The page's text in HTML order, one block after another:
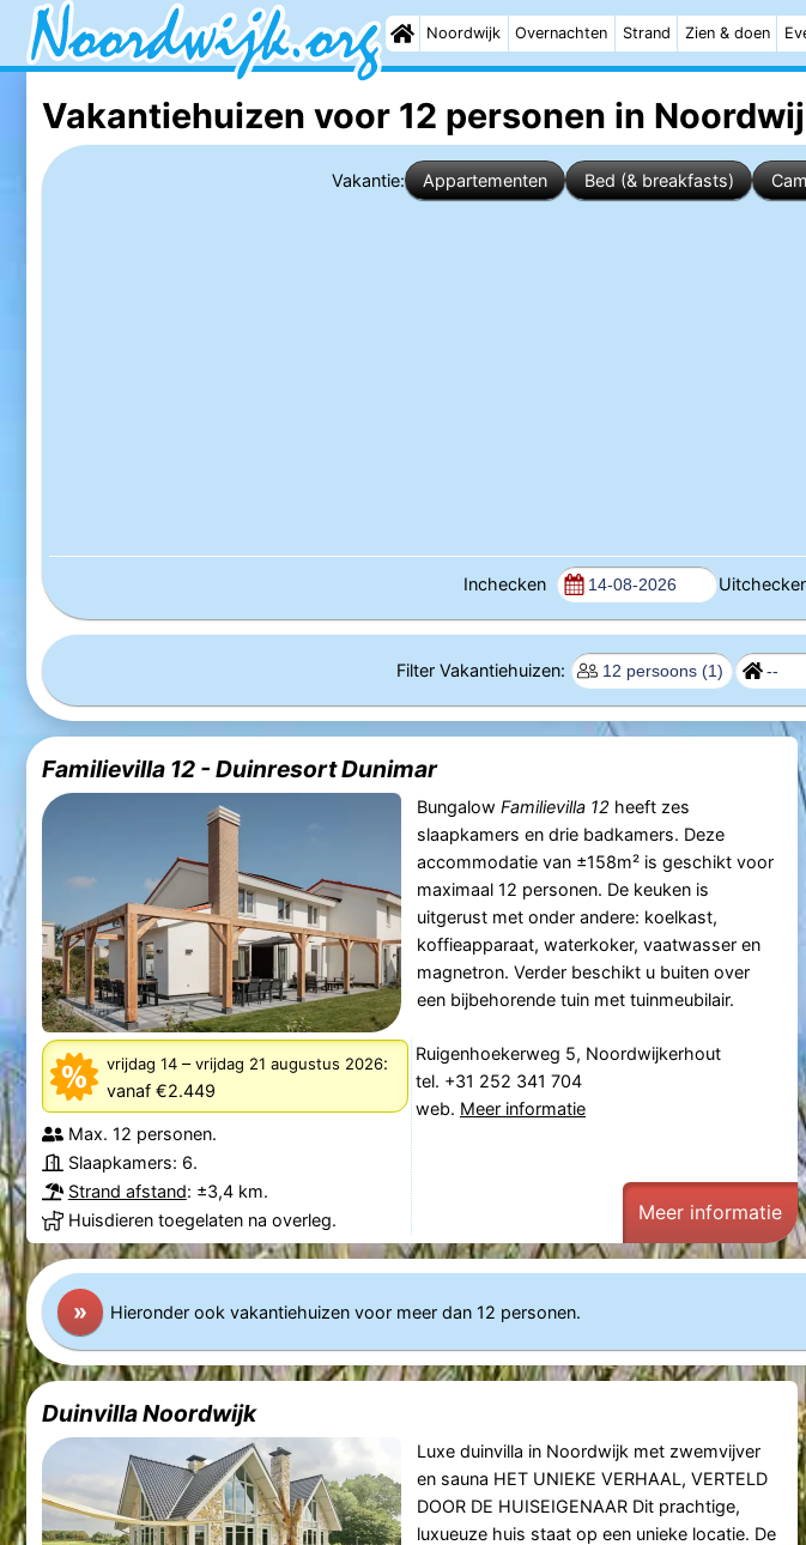
Noordwijk Overnachten Strand Zien & doen
Vakantiehuizen voor 12 personen in
Vakantie: Appartementen Bed (& breakfasts)
Inchecken
Filter Vakantiehuizen:
Familievilla 12 - Duinresort Dunimar
Bungalow Familievilla 12 heeft zes
slaapkamers en drie badkamers. Deze
accommodatie van ±158m² is geschikt voor
maximaal 12 personen. De keuken is
uitgerust met onder andere: koelkast,
koffieapparaat, waterkoker, vaatwasser en
magnetron. Verder beschikt u buiten over
een bijbehorende tuin met tuinmeubilair.
vrijdag 14–vrijdag 21 augustus 2026:
vanaf €2.449
Max. 12 personen.
Slaapkamers: 6.
Strand afstand: ±3,4 km.
Huisdieren toegelaten na overleg.
Ruigenhoekerweg 5, Noordwijkerhout
tel. +31 252 341 704
web. Meer informatie
Meer informatie
» Hieronder ook vakantiehuizen voor meer dan 12 personen.
Duinvilla Noordwijk
Luxe duinvilla in Noordwijk met zwemvijver
en sauna HET UNIEKE VERHAAL, VERTELD
DOOR DE HUISEIGENAAR Dit prachtige,
luxueuze huis staat op een unieke locatie. De